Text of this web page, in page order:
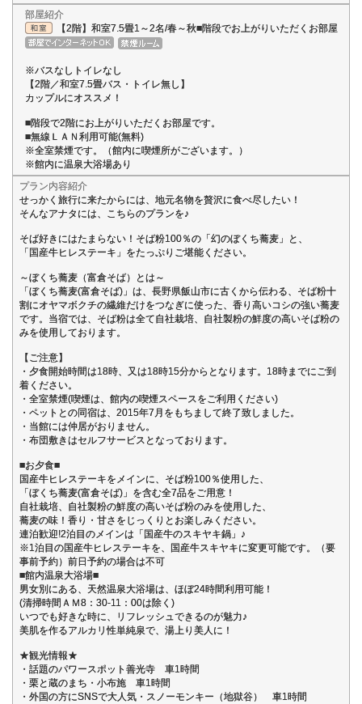
部屋紹介
【2階】和室7.5畳1～2名/春～秋■階段でお上がりいただくお部屋
※バスなしトイレなし
【2階／和室7.5畳バス・トイレ無し】
カップルにオススメ！
■階段で2階にお上がりいただくお部屋です。
■無線ＬＡＮ利用可能(無料)
※全室禁煙です。（館内に喫煙所がございます。）
※館内に温泉大浴場あり
プラン内容紹介
せっかく旅行に来たからには、地元名物を贅沢に食べ尽したい！
そんなアナタには、こちらのプランを♪
そば好きにはたまらない！そば粉100％の「幻のぼくち蕎麦」と、
「国産牛ヒレステーキ」をたっぷりご堪能ください。
～ぼくち蕎麦（富倉そば）とは～
「ぼくち蕎麦(富倉そば)」は、長野県飯山市に古くから伝わる、そば粉十
割にオヤマボクチの繊維だけをつなぎに使った、香り高いコシの強い蕎麦
です。当宿では、そば粉は全て自社栽培、自社製粉の鮮度の高いそば粉の
みを使用しております。
【ご注意】
・夕食開始時間は18時、又は18時15分からとなります。18時までにご到
着ください。
・全室禁煙(喫煙は、館内の喫煙スペースをご利用ください)
・ペットとの同宿は、2015年7月をもちまして終了致しました。
・当館には仲居がおりません。
・布団敷きはセルフサービスとなっております。
■お夕食■
国産牛ヒレステーキをメインに、そば粉100％使用した、
「ぼくち蕎麦(富倉そば)」を含む全7品をご用意！
自社栽培、自社製粉の鮮度の高いそば粉のみを使用した、
蕎麦の味！香り・甘さをじっくりとお楽しみください。
連泊歓迎!2泊目のメインは「国産牛のスキヤキ鍋」♪
※1泊目の国産牛ヒレステーキを、国産牛スキヤキに変更可能です。（要
事前予約）前日予約の場合は不可
■館内温泉大浴場■
男女別にある、天然温泉大浴場は、ほぼ24時間利用可能！
(清掃時間ＡＭ8：30-11：00は除く)
いつでも好きな時に、リフレッシュできるのが魅力♪
美肌を作るアルカリ性単純泉で、湯上り美人に！
★観光情報★
・話題のパワースポット善光寺 車1時間
・栗と蔵のまち・小布施 車1時間
・外国の方にSNSで大人気・スノーモンキー（地獄谷） 車1時間